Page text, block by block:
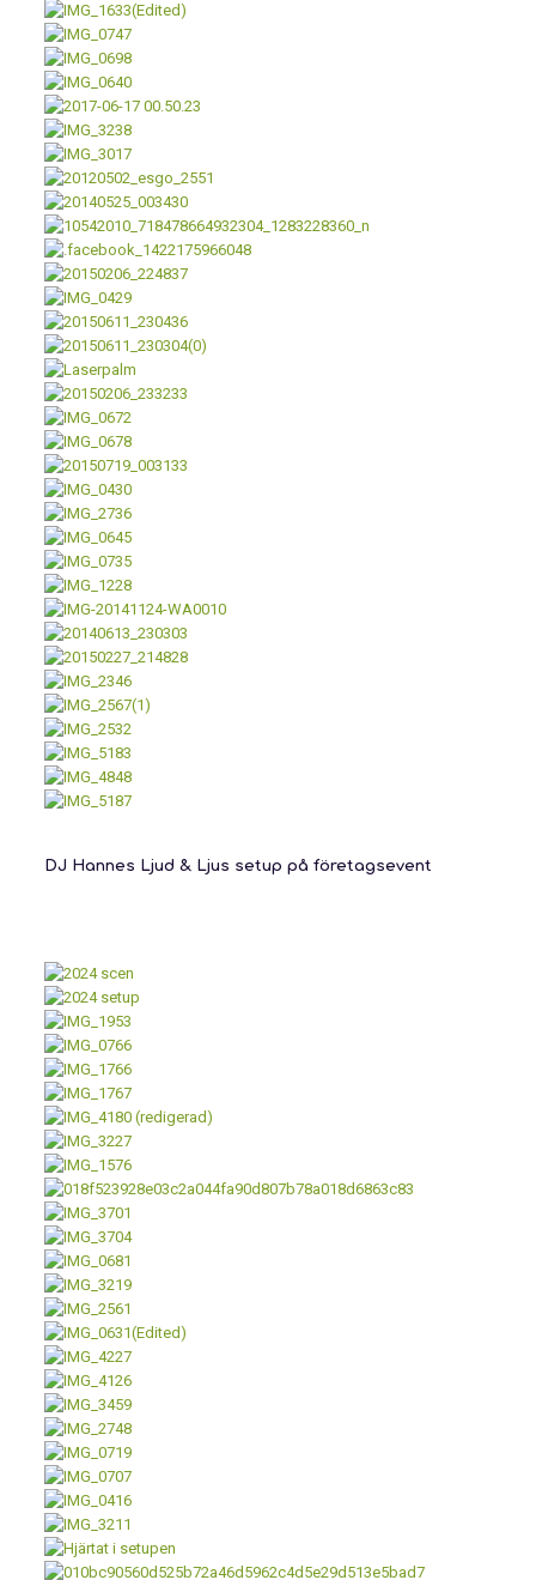
DJ Hannes Ljud & Ljus setup på företagsevent